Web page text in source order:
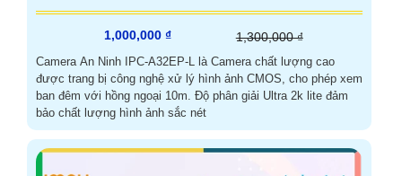
1,000,000 ₫ 1,300,000 ₫
Camera An Ninh IPC-A32EP-L là Camera chất lượng cao
được trang bị công nghệ xử lý hình ảnh CMOS, cho phép xem
ban đêm với hồng ngoại 10m. Độ phân giải Ultra 2k lite đảm
bảo chất lượng hình ảnh sắc nét